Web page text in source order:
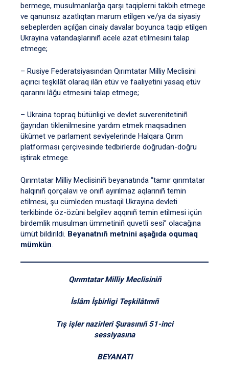
bermege, musulmanlarğa qarşı taqiplerni takbih etmege
ve qanunsız azatlıqtan marum etilgen ve/ya da siyasiy
sebeplerden açılğan cinaiy davalar boyunca taqip etilgen
Ukrayina vatandaşlarınıñ acele azat etilmesini talap
etmege;
– Rusiye Federatsiyasından Qırımtatar Milliy Meclisini
açırıcı teşkilât olaraq ilân etüv ve faaliyetini yasaq etüv
qararını lâğu etmesini talap etmege;
– Ukraina topraq bütünligi ve devlet suverenitetiniñ
ğayrıdan tiklenilmesine yardım etmek maqsadınen
ükümet ve parlament seviyelerinde Halqara Qırım
platforması çerçivesinde tedbirlerde doğrudan-doğru
iştirak etmege.
Qırımtatar Milliy Meclisiniñ beyanatında “tamır qırımtatar
halqınıñ qorçalavı ve onıñ ayırılmaz aqlarınıñ temin
etilmesi, şu cümleden mustaqil Ukrayina devleti
terkibinde öz-özüni belgilev aqqınıñ temin etilmesi içün
birdemlik musulman ümmetiniñ quvetli sesi” olacağına
ümüt bildirildi. Beyanatnıñ metnini aşağıda oqumaq
mümkün
Qırımtatar Milliy Meclisiniñ
İslâm İşbirligi Teşkilâtınıñ
Tış işler nazirleri Şurasınıñ 51-inci
sessiyasına
BEYANATI